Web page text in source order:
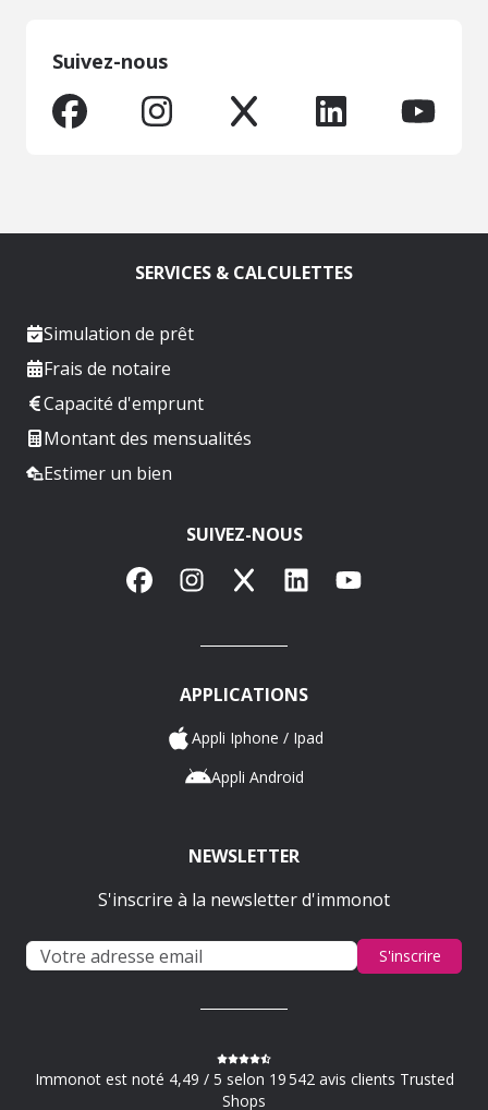
Suivez-nous
SERVICES & CALCULETTES
Simulation de prêt
Frais de notaire
Capacité d'emprunt
Montant des mensualités
Estimer un bien
SUIVEZ-NOUS
FacebookInstagram
X LinkedInYouTube
APPLICATIONS
Appli Iphone / Ipad
Appli Android
NEWSLETTER
S'inscrire à la newsletter d'immonot
S'inscrire
Immonot est noté 4,49 / 5 selon 19 542 avis clients Trusted
Shops